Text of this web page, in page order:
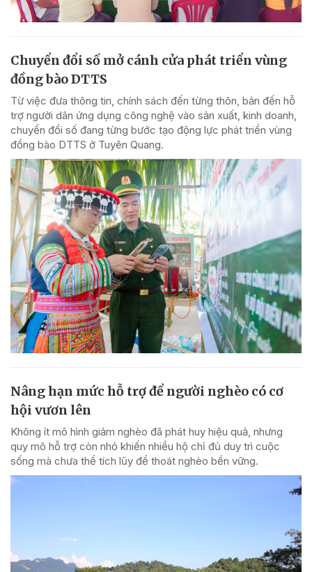
Chuyển đổi số mở cánh cửa phát triển vùng
đồng bào DTTS
Từ việc đưa thông tin, chính sách đến từng thôn, bản đến hỗ
trợ người dân ứng dụng công nghệ vào sản xuất, kinh doanh,
chuyển đổi số đang từng bước tạo động lực phát triển vùng
đồng bào DTTS ở Tuyên Quang.
Nâng hạn mức hỗ trợ để người nghèo có cơ
hội vươn lên
Không ít mô hình giảm nghèo đã phát huy hiệu quả, nhưng
quy mô hỗ trợ còn nhỏ khiến nhiều hộ chỉ đủ duy trì cuộc
sống mà chưa thể tích lũy để thoát nghèo bền vững.